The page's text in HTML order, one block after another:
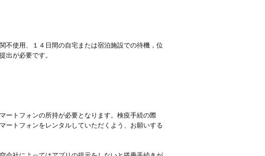
不使用、１４日間の自宅または宿泊施設での待機，位
出が必要です。
ートフォンの所持が必要となります。検疫手続の際
ートフォンをレンタルしていただくよう、お願いする